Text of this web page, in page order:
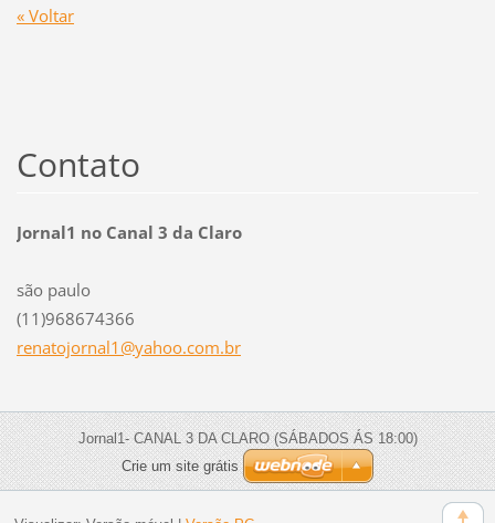
« Voltar
Contato
Jornal1 no Canal 3 da Claro
são paulo
(11)968674366
renatojornal1@yahoo.com.br
Jornal1- CANAL 3 DA CLARO (SÁBADOS ÁS 18:00)
Crie um site grátis